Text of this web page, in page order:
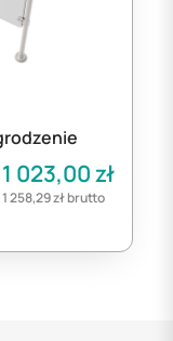
1 023,00 zł
1 258,29złbrutto